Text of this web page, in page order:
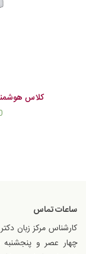
کلاس هوشمند
ساعات تماس
کارشناس مرکز زبان